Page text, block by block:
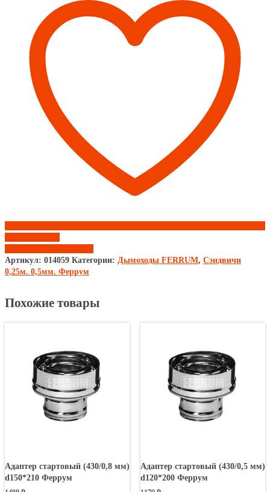
Артикул: 014059 Категории: Дымоходы FERRUM, Сэндвичи
0,25м. 0,5мм. Феррум
Похожие товары
Адаптер стартовый (430/0,8 мм)
d150*210 Феррум
Адаптер стартовый (430/0,5 мм)
d120*200 Феррум